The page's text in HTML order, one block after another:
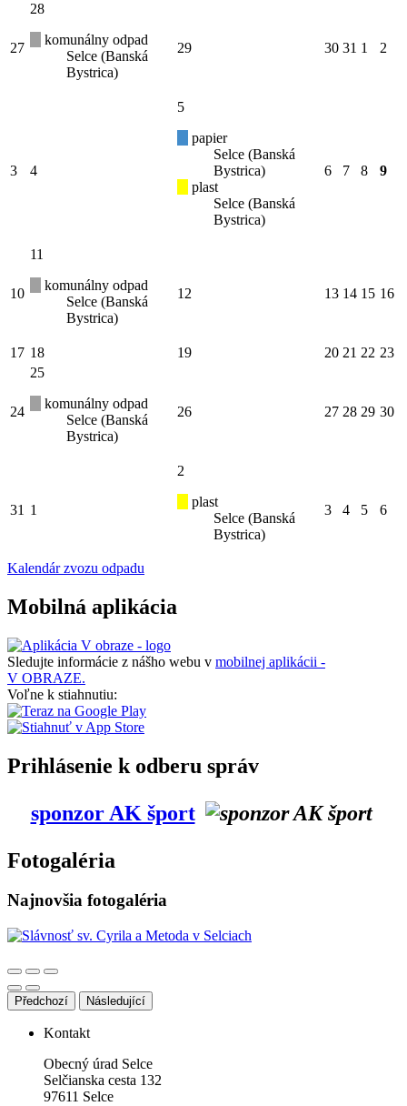
27
28
komunálny odpad
Selce (Banská
Bystrica)
29 30 31 1 2
3 4
5
papier
Selce (Banská
Bystrica)
plast
Selce (Banská
Bystrica)
6 7 8 9
10
11
komunálny odpad
Selce (Banská
Bystrica)
12 13 14 15 16
17 18 19 20 21 22 23
24
25
komunálny odpad
Selce (Banská
Bystrica)
26 27 28 29 30
31 1
2
plast
Selce (Banská
Bystrica)
3 4 5 6
Kalendár zvozu odpadu
Mobilná aplikácia
Sledujte informácie z nášho webu v mobilnej aplikácii -
V OBRAZE.
Voľne k stiahnutiu:
Prihlásenie k odberu správ
sponzor AK šport
Fotogaléria
Najnovšia fotogaléria
Předchozí Následující
Kontakt
Obecný úrad Selce
Selčianska cesta 132
97611 Selce